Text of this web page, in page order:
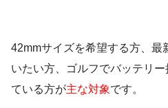
42mmサイズを希望する方、最
いたい方、ゴルフでバッテリ
ている方が主な対象です。